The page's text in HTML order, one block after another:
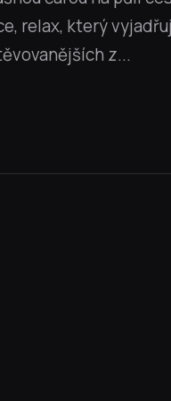
relax, který
z...